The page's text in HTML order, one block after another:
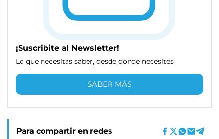
¡Suscribite al Newsletter!
Lo que necesitas saber, desde donde necesites
SABER MÁS
Para compartir en redes